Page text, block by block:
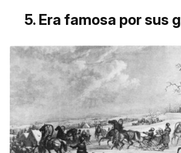
5. Era famosa por sus